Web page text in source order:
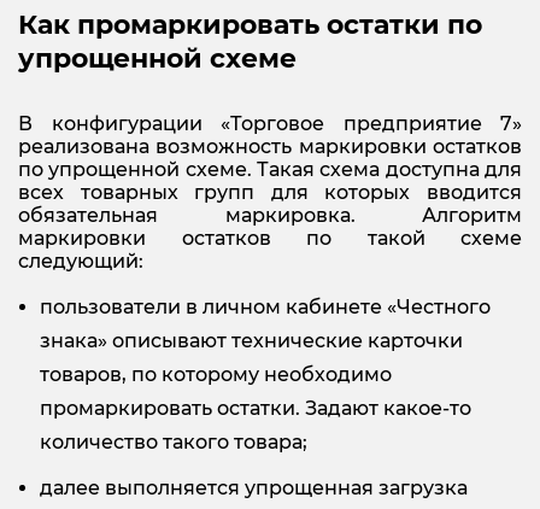
Как промаркировать остатки по
упрощенной схеме
В конфигурации «Торговое предприятие 7»
реализована возможность маркировки остатков
по упрощенной схеме. Такая схема доступна для
всех товарных групп для которых вводится
обязательная маркировка. Алгоритм
маркировки остатков по такой схеме
следующий:
пользователи в личном кабинете «Честного
знака» описывают технические карточки
товаров, по которому необходимо
промаркировать остатки. Задают какое-то
количество такого товара;
далее выполняется упрощенная загрузка